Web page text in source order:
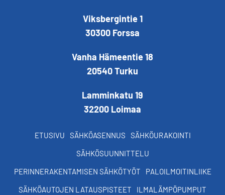
Viksbergintie 1
30300 Forssa
Vanha Hämeentie 18
20540 Turku
Lamminkatu 19
32200 Loimaa
ETUSIVU SÄHKÖASENNUS
SÄHKÖURAKOINTI
SÄHKÖSUUNNITTELU
PERINNERAKENTAMISEN SÄHKÖTYÖT
PALOILMOITINLIIKE
SÄHKÖAUTOJEN LATAUSPISTEET
ILMALÄMPÖPUMPUT